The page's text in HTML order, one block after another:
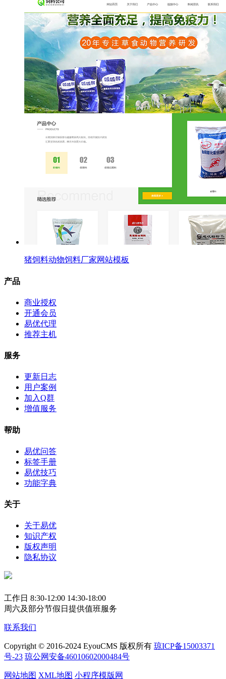
猪饲料动物饲料厂家网站模板
产品
商业授权
开通会员
易优代理
推荐主机
服务
更新日志
用户案例
加入Q群
增值服务
帮助
易优问答
标签手册
易优技巧
功能字典
关于
关于易优
知识产权
版权声明
隐私协议
工作日 8:30-12:00 14:30-18:00
周六及部分节假日提供值班服务
联系我们
Copyright © 2016-2024 EyouCMS 版权所有 琼ICP备15003371
号-23 琼公网安备46010602000484号
网站地图 XML地图 小程序模版网